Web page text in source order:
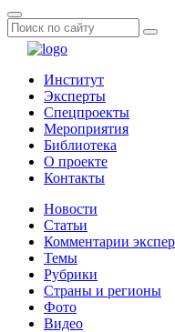
Институт
Эксперты
Спецпроекты
Мероприятия
Библиотека
О проекте
Контакты
Новости
Статьи
Комментарии
Темы
Рубрики
Страны и регионы
Фото
Видео